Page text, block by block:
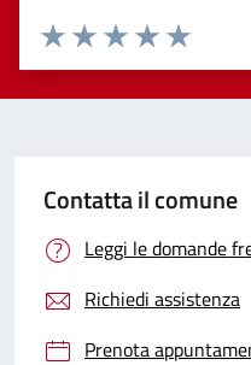
Valuta 5
Valuta 4
Valuta 3 stelle su
Valuta 2 stelle su 5
Valuta 1 stelle su 5
Contatta il comune
Leggi le domande
Richiedi assistenza
Prenota